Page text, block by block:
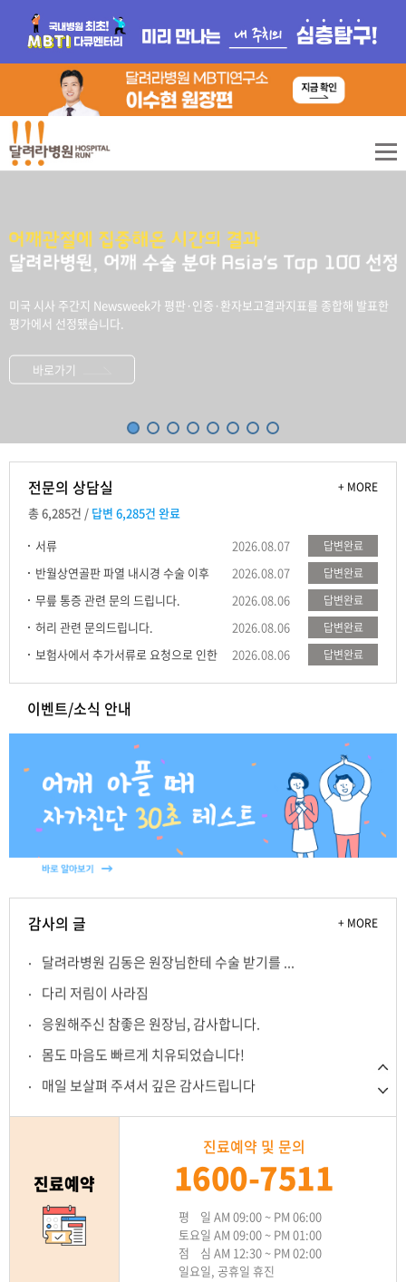
미국 시사 주간지 Newsweek가 평판·인증·환자보고결과지표를 종합해 발표한
평가에서 선정됐습니다.
바로가기
Zimmer Biomet ROSA(로사) 3기 / Smith+Nephew CORI(코리) 2기 /
CUREXO CUVIS-joint(큐비스 조인트) 1기
바로가기
단순히 찢어진 힘줄을 봉합하는 시대를 넘어, 첨단 콜라겐 패치(Regeneten)로
힘줄의 자연 재생을 유도하고,3D 기술을 이용한 1:1 환자 맞춤형 어깨 인공관절
수술(PSI)로 수술의 정밀도를 극대화합니다.
바로가기
7mm 두개의 작은 구멍을 뚫어 한쪽으로는 내시경을 통해 병변을 확인하고다른
바로가기
전문의 상담실
총 6,285건 / 답변 6,285건 완료
+ MORE
서류 2026.08.07 답변완료
반월상연골판 파열 내시경 수술 이후
증상 ...
2026.08.07 답변완료
무릎 통증 관련 문의 드립니다. 2026.08.06 답변완료
허리 관련 문의드립니다. 2026.08.06 답변완료
보험사에서 추가서류로 요청으로 인한
2026.08.06 답변완료
이벤트/소식 안내
감사의 글 + MORE
만족하고 퇴원합니다.
깔끔하게 된 것 같아 아주 만족을 하고 있습...
통증이 사라짐
달려라 병원 이성우 원장님의 무한한 신뢰로...
수술이 불가능하다는 말을 여러 병원에서 들...
잘 치료받고 퇴원합니다
빠른 판단으로 빨리 완쾌되어
왼쪽 어깨의 불편함으로 힘들었습니다.
달려라병원 김동은 원장님한테 수술 받기를 ...
다리 저림이 사라짐
응원해주신 참좋은 원장님, 감사합니다.
몸도 마음도 빠르게 치유되었습니다!
매일 보살펴 주셔서 깊은 감사드립니다
오자 다리가 일자 다리로
모두모두 건강하시고 행복하세요
수고하셨습니다.
달려라 병원 최고입니다 원장님 감사드립니...
지인들에게 강추하겠습니다!
진료예약
진료예약 및 문의
1600-7511
평 일 AM 09:00 ~ PM 06:00
토요일 AM 09:00 ~ PM 01:00
점 심 AM 12:30 ~ PM 02:00
일요일, 공휴일 휴진